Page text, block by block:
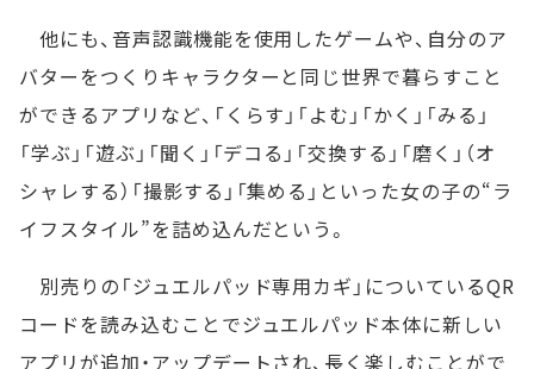
他にも、音声認識機能を使用したゲームや、自分のア
バターをつくりキャラクターと同じ世界で暮らすこと
ができるアプリなど、「くらす」「よむ」「かく」「みる」
「学ぶ」「遊ぶ」「聞く」「デコる」「交換する」「磨く」（オ
シャレする）「撮影する」「集める」といった女の子の“ラ
イフスタイル”を詰め込んだという。
別売りの「ジュエルパッド専用カギ」についているQR
コードを読み込むことでジュエルパッド本体に新しい
アプリが追加・アップデートされ、長く楽しむことがで